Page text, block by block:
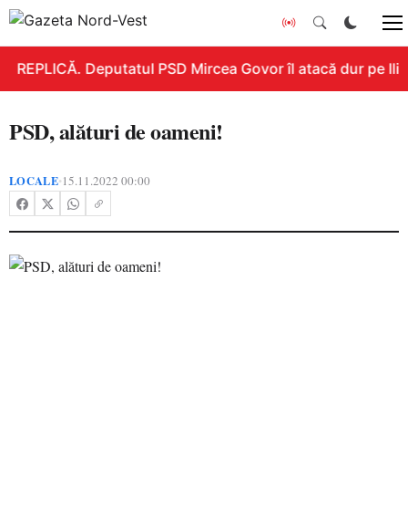
REPLICĂ. Deputatul PSD Mircea Govor îl atacă dur pe
PSD, alături de oameni!
LOCALE•15.11.2022 00:00